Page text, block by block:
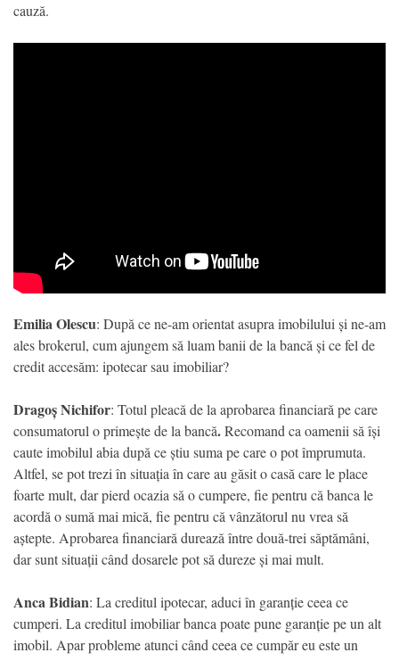
cauză.
Emilia Olescu: După ce ne-am orientat asupra imobilului și ne-am
ales brokerul, cum ajungem să luam banii de la bancă și ce fel de
credit accesăm: ipotecar sau imobiliar?
Dragoș Nichifor: Totul pleacă de la aprobarea financiară pe care
consumatorul o primește de la bancă.Recomand ca oamenii să își
caute imobilul abia după ce știu suma pe care o pot împrumuta.
Altfel, se pot trezi în situația în care au găsit o casă care le place
foarte mult, dar pierd ocazia să o cumpere, fie pentru că banca le
acordă o sumă mai mică, fie pentru că vânzătorul nu vrea să
aștepte. Aprobarea financiară durează între două-trei săptămâni,
dar sunt situații când dosarele pot să dureze și mai mult.
Anca Bidian: La creditul ipotecar, aduci în garanție ceea ce
cumperi. La creditul imobiliar banca poate pune garanție pe un alt
imobil. Apar probleme atunci când ceea ce cumpăr eu este un